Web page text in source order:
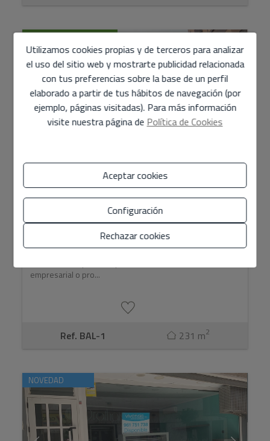
SIN COMISIONES
Local en venta en Valencia
LOCAL EN PLANTA BAJA recayente a la calle Campos
Crespo, por donde tiene su acceso. Adaptado
empresarial o pro...
Ref. BAL-1 231 m2
NOVEDAD
Utilizamos cookies propias y de terceros para analizar
el uso del sitio web y mostrarte publicidad relacionada
con tus preferencias sobre la base de un perfil
elaborado a partir de tus hábitos de navegación (por
ejemplo, páginas visitadas). Para más información
visite nuestra página de Política de Cookies
Aceptar cookies
Configuración
Rechazar cookies